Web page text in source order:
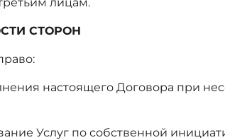
СТОРОН
настоящего Договора при
Услуг по собственной